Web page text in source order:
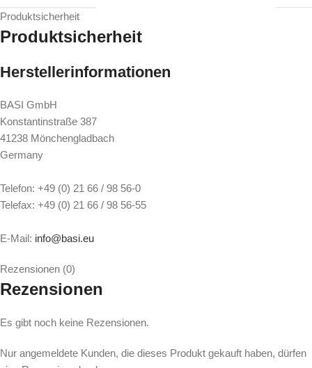
Produktsicherheit
Produktsicherheit
Herstellerinformationen
BASI GmbH
Konstantinstraße 387
41238 Mönchengladbach
Germany
Telefon: +49 (0) 21 66 / 98 56-0
Telefax: +49 (0) 21 66 / 98 56-55
E-Mail: info@basi.eu
Rezensionen (0)
Rezensionen
Es gibt noch keine Rezensionen.
Nur angemeldete Kunden, die dieses Produkt gekauft haben, dürfen